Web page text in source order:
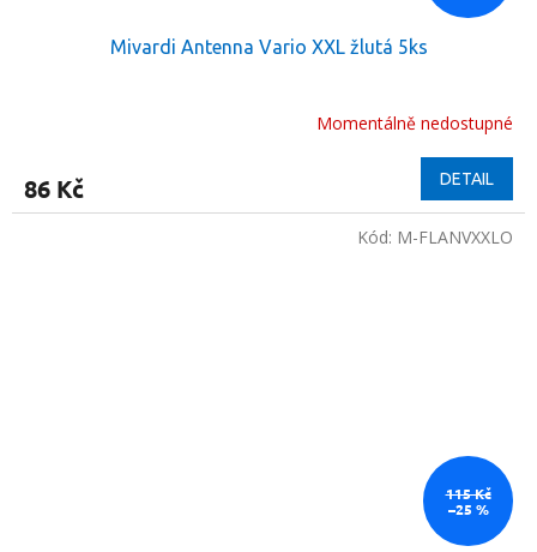
Mivardi Antenna Vario XXL žlutá 5ks
Momentálně nedostupné
86 Kč DETAIL
115 Kč
–25 %
Kód: M-FLANVXXLO